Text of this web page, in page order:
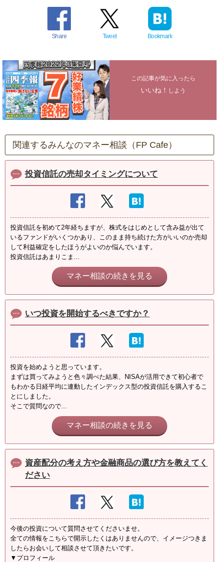
Share Tweet Bookmark
この記事が気に入ったら
いいね！ しよう
関連するみんなのマネー相談（FP Cafe）
投資信託の売却タイミングについて
投資信託を初めて2年経ちますが、株式をはじめとして含み益が出て
いるファンドがいくつかあり、このまま持ち続けた方がいいのか売却
して利益確定をしたほうがよいのか悩んでいます。
投資信託はあまりこま...
マネー相談の続きを見る
いつ投資を開始するべきですか？
投資を始めようと思っています。
まずは買ってみようと色々調べた結果、NISAが活用できて初心者で
もわかる日経平均に連動したインデックス型の投資信託を購入するこ
とにしました。
そこで質問なので...
マネー相談の続きを見る
資産配分の考え方や金融商品の選び方を教えてく
ださい
今後の投資について質問させてくださいませ。
全ての情報をこちらで開示したくはありませんので、イメージつきま
したらお会いして相談させて頂きたいです。
▼プロフィール